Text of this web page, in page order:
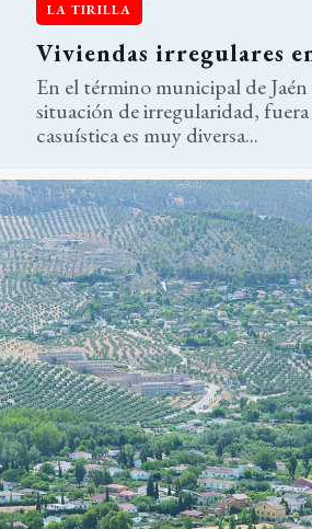
LA TIRILLA
Viviendas irregulares
En el término municipal de
situación de irregularidad,
casuística es muy diversa...